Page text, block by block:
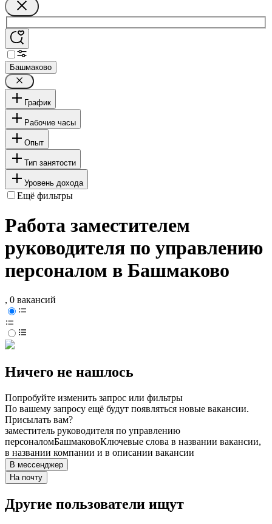
Башмаково
График
Рабочие часы
Опыт
Тип занятости
Уровень дохода
Ещё фильтры
Работа заместителем
руководителя по управлению
персоналом в Башмаково
, 0 вакансий
Ничего не нашлось
Попробуйте изменить запрос или фильтры
По вашему запросу ещё будут появляться новые вакансии.
Присылать вам?
заместитель руководителя по управлению
персоналомБашмаковоКлючевые слова в названии вакансии,
в названии компании и в описании вакансии
В мессенджер
На почту
Другие пользователи ищут